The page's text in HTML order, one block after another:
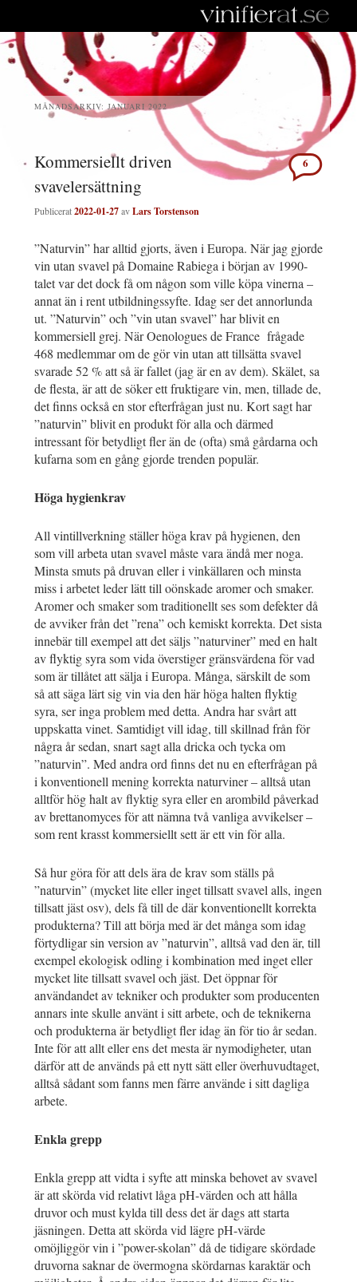
MÅNADSARKIV:JANUARI 2022
Kommersiellt driven
svavelersättning
Publicerat2022-01-27avLars Torstenson
6
”Naturvin” har alltid gjorts, även i Europa. När jag gjorde
vin utan svavel på Domaine Rabiega i början av 1990-
talet var det dock få om någon som ville köpa vinerna –
annat än i rent utbildningssyfte. Idag ser det annorlunda
ut. ”Naturvin” och ”vin utan svavel” har blivit en
kommersiell grej. När Oenologues de France frågade
468 medlemmar om de gör vin utan att tillsätta svavel
svarade 52 % att så är fallet (jag är en av dem). Skälet, sa
de flesta, är att de söker ett fruktigare vin, men, tillade de,
det finns också en stor efterfrågan just nu. Kort sagt har
”naturvin” blivit en produkt för alla och därmed
intressant för betydligt fler än de (ofta) små gårdarna och
kufarna som en gång gjorde trenden populär.
Höga hygienkrav
All vintillverkning ställer höga krav på hygienen, den
som vill arbeta utan svavel måste vara ändå mer noga.
Minsta smuts på druvan eller i vinkällaren och minsta
miss i arbetet leder lätt till oönskade aromer och smaker.
Aromer och smaker som traditionellt ses som defekter då
de avviker från det ”rena” och kemiskt korrekta. Det sista
innebär till exempel att det säljs ”naturviner” med en halt
av flyktig syra som vida överstiger gränsvärdena för vad
som är tillåtet att sälja i Europa. Många, särskilt de som
så att säga lärt sig vin via den här höga halten flyktig
syra, ser inga problem med detta. Andra har svårt att
uppskatta vinet. Samtidigt vill idag, till skillnad från för
några år sedan, snart sagt alla dricka och tycka om
”naturvin”. Med andra ord finns det nu en efterfrågan på
i konventionell mening korrekta naturviner – alltså utan
alltför hög halt av flyktig syra eller en arombild påverkad
av brettanomyces för att nämna två vanliga avvikelser –
som rent krasst kommersiellt sett är ett vin för alla.
Så hur göra för att dels ära de krav som ställs på
”naturvin” (mycket lite eller inget tillsatt svavel alls, ingen
tillsatt jäst osv), dels få till de där konventionellt korrekta
produkterna? Till att börja med är det många som idag
förtydligar sin version av ”naturvin”, alltså vad den är, till
exempel ekologisk odling i kombination med inget eller
mycket lite tillsatt svavel och jäst. Det öppnar för
användandet av tekniker och produkter som producenten
annars inte skulle använt i sitt arbete, och de teknikerna
och produkterna är betydligt fler idag än för tio år sedan.
Inte för att allt eller ens det mesta är nymodigheter, utan
därför att de används på ett nytt sätt eller överhuvudtaget,
alltså sådant som fanns men färre använde i sitt dagliga
arbete.
Enkla grepp
Enkla grepp att vidta i syfte att minska behovet av svavel
är att skörda vid relativt låga pH-värden och att hålla
druvor och must kylda till dess det är dags att starta
jäsningen. Detta att skörda vid lägre pH-värde
omöjliggör vin i ”power-skolan” då de tidigare skördade
druvorna saknar de övermogna skördarnas karaktär och